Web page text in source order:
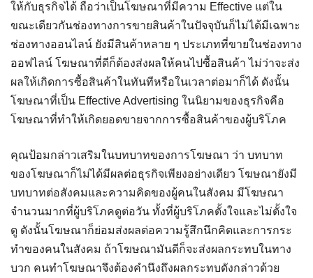
ให้กับธุรกิจได้ ถือว่าเป็นโฆษณาที่มีความ Effective แต่ใน
ขณะเดียวกันช่องทางการขายสินค้าในปัจจุบันก็ไม่ได้มีเฉพาะ
ช่องทางออนไลน์ ยังมีสินค้าหลาย ๆ ประเภทที่ขายในช่องทาง
ออฟไลน์ โฆษณาที่ดีก็ต้องส่งผลให้คนไปซื้อสินค้า ไม่ว่าจะส่ง
ผลให้เกิดการซื้อสินค้าในทันทีหรือในเวลาต่อมาก็ได้ ดังนั้น
โฆษณาที่เป็น Effective Advertising ในนิยามของธุรกิจคือ
โฆษณาที่ทำให้เกิดยอดขายจากการซื้อสินค้าของผู้บริโภค
คุณป้อมกล่าวเสริมในบทบาทของการโฆษณา ว่า บทบาท
ของโฆษณาก็ไม่ได้มีผลต่อธุรกิจเพียงอย่างเดียว โฆษณายังมี
บทบาทต่อสังคมและความคิดของผู้คนในสังคม มีโฆษณา
จำนวนมากที่ผู้บริโภคดูต่อวัน ทั้งที่ผู้บริโภคตั้งใจและไม่ตั้งใจ
ดู ดังนั้นโฆษณาก็ย่อมส่งผลต่อความรู้สึกนึกคิดและการกระ
ทำของคนในสังคม ถ้าโฆษณามันดีก็จะส่งผลกระทบในทาง
บวก คนทำโฆษณาจึงต้องคำนึงถึงผลกระทบดังกล่าวด้วย